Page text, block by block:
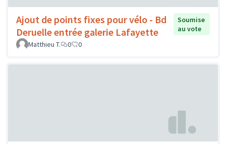
Ajout de points fixes pour vélo - Bd
Deruelle entrée galerie Lafayette
Soumise
au vote
Matthieu T.
0 0